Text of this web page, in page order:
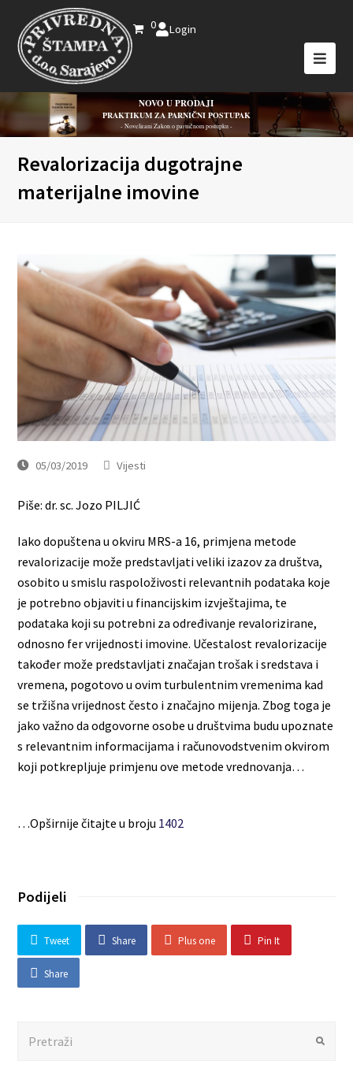
0 Login
NOVO U PRODAJI
PRAKTIKUM ZA PARNIČNI POSTUPAK
- Novelirani Zakon o parničnom postupku -
Revalorizacija dugotrajne
materijalne imovine
05/03/2019 Vijesti
Piše: dr. sc. Jozo PILJIĆ
Iako dopuštena u okviru MRS-a 16, primjena metode
revalorizacije može predstavljati veliki izazov za društva,
osobito u smislu raspoloživosti relevantnih podataka koje
je potrebno objaviti u financijskim izvještajima, te
podataka koji su potrebni za određivanje revalorizirane,
odnosno fer vrijednosti imovine. Učestalost revalorizacije
također može predstavljati značajan trošak i sredstava i
vremena, pogotovo u ovim turbulentnim vremenima kad
se tržišna vrijednost često i značajno mijenja. Zbog toga je
jako važno da odgovorne osobe u društvima budu upoznate
s relevantnim informacijama i računovodstvenim okvirom
koji potkrepljuje primjenu ove metode vrednovanja…
…Opširnije čitajte u broju 1402
Podijeli
Tweet Share Plus one Pin It
Share
Submit